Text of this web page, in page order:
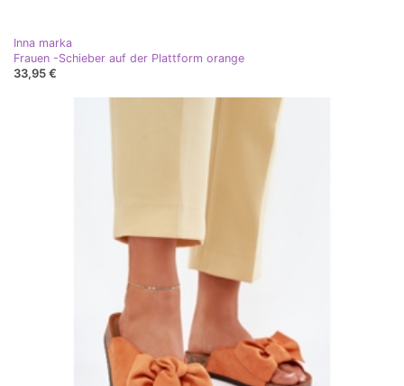
Inna marka
Frauen -Schieber auf der Plattform orange
33,95 €